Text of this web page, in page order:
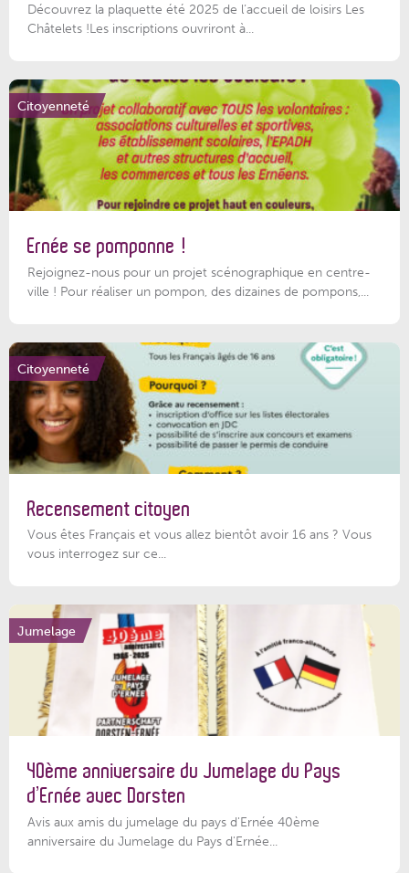
Découvrez la plaquette été 2025 de l’accueil de loisirs Les
Châtelets !Les inscriptions ouvriront à...
Citoyenneté
Ernée se pomponne !
Rejoignez-nous pour un projet scénographique en centre-
ville ! Pour réaliser un pompon, des dizaines de pompons,...
Citoyenneté
Recensement citoyen
Vous êtes Français et vous allez bientôt avoir 16 ans ? Vous
vous interrogez sur ce...
Jumelage
40ème anniversaire du Jumelage du Pays
d’Ernée avec Dorsten
Avis aux amis du jumelage du pays d'Ernée 40ème
anniversaire du Jumelage du Pays d'Ernée...